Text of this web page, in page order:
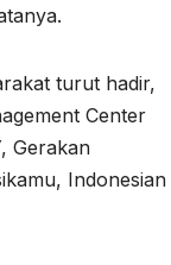
turut hadir,
Center
Gerakan
Indonesian